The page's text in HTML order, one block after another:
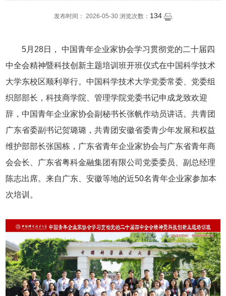
发布时间： 2026-05-30 浏览次数： 134
5月28日， 中国青年企业家协会学习贯彻党的二十届四
中全会精神暨科技创新主题培训班开班仪式在中国科学技术
大学东校区顺利举行。中国科学技术大学党委常委、党委组
织部部长，科技商学院、管理学院党委书记申成龙致欢迎
辞，中国青年企业家协会副秘书长张帆作动员讲话。共青团
广东省委副书记贺璐璐，共青团安徽省委青少年发展和权益
维护部部长张国栋，广东省青年企业家协会与广东省青年商
会会长、广东省粤科金融集团有限公司党委委员、副总经理
陈志出席。来自广东、安徽等地的近50名青年企业家参加本
次培训。